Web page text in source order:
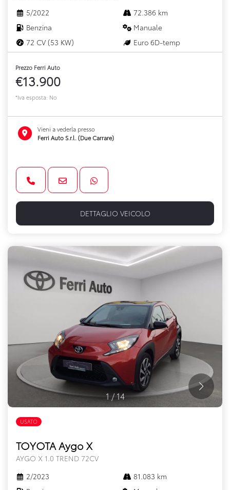
5/2022
72.386 km
Benzina
Manuale
72 CV (53 KW)
Euro 6D-temp
Prezzo Ferri Auto
€13.900
*Iva esposta: No
Vieni a vederla presso
Ferri Auto S.r.l. (Due Carrare)
DETTAGLIO VEICOLO
1/14
USATO
TOYOTA Aygo X
AYGO X 1.0 TREND 72CV
2/2023
81.083 km